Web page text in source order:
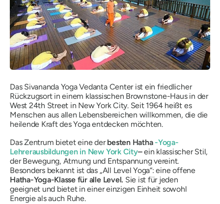
Das Sivananda Yoga Vedanta Center ist ein friedlicher
Rückzugsort in einem klassischen Brownstone-Haus in der
West 24th Street in New York City. Seit 1964 heißt es
Menschen aus allen Lebensbereichen willkommen, die die
heilende Kraft des Yoga entdecken möchten.
Das Zentrum bietet eine derbesten Hatha -Yoga-
Lehrerausbildungen in New York City–ein klassischer Stil,
der Bewegung, Atmung und Entspannung vereint.
Besonders bekannt ist das „All Level Yoga“: eine offene
Hatha-Yoga-Klasse für alle Level. Sie ist für jeden
geeignet und bietet in einer einzigen Einheit sowohl
Energie als auch Ruhe.